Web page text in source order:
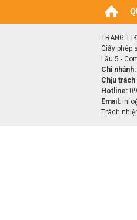
TRANG
Giấy phép
Lầu 5 -
Chi nhánh:
Chịu trách
Hotline:
Email:
Trách